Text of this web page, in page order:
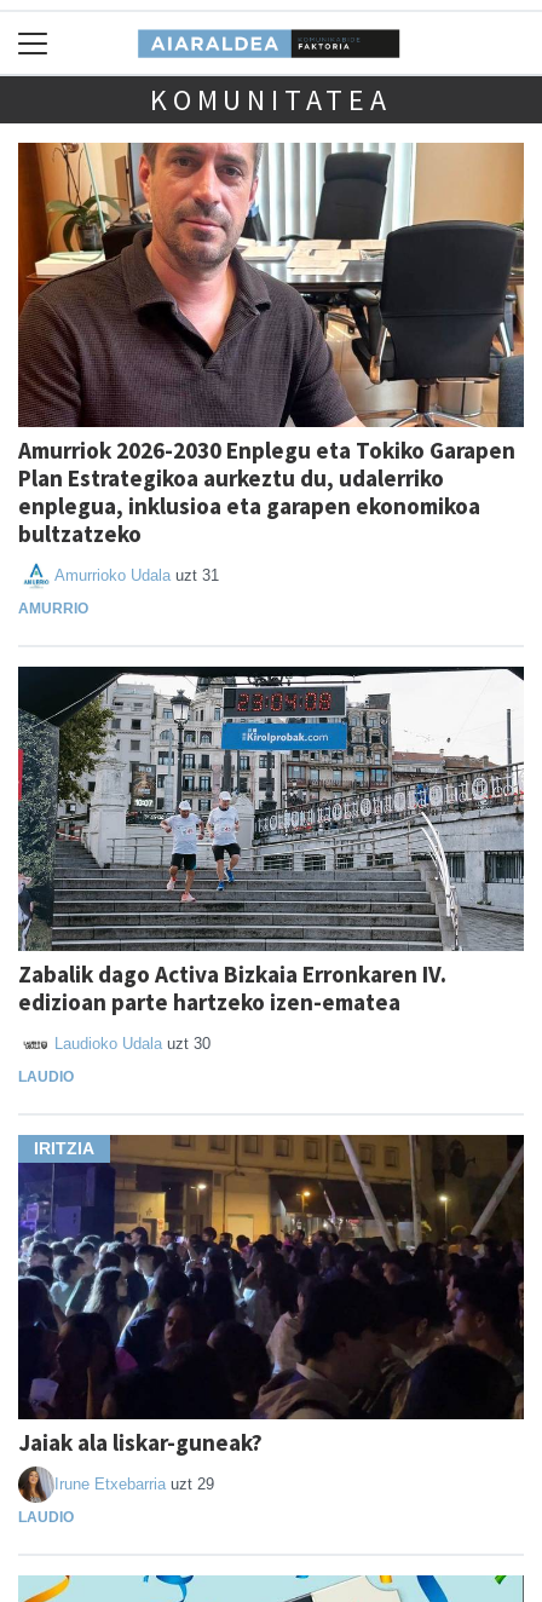
KOMUNITATEA
Amurriok 2026-2030 Enplegu eta Tokiko Garapen
Plan Estrategikoa aurkeztu du, udalerriko
enplegua, inklusioa eta garapen ekonomikoa
bultzatzeko
Amurrioko Udala uzt 31
AMURRIO
Zabalik dago Activa Bizkaia Erronkaren IV.
edizioan parte hartzeko izen-ematea
Laudioko Udala uzt 30
LAUDIO
IRITZIA
Jaiak ala liskar-guneak?
Irune Etxebarria uzt 29
LAUDIO